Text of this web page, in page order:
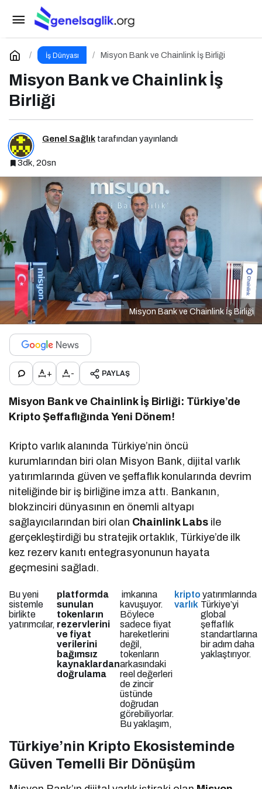
İş Dünyası Misyon Bank ve Chainlink İş Birliği
Misyon Bank ve Chainlink İş
Birliği
Genel Sağlık tarafından yayınlandı
3dk, 20sn
Misyon Bank ve Chainlink İş Birliği
+ - PAYLAŞ
Misyon Bank ve Chainlink İş Birliği: Türkiye’de
Kripto Şeffaflığında Yeni Dönem!
Kripto varlık alanında Türkiye’nin öncü
kurumlarından biri olan Misyon Bank, dijital varlık
yatırımlarında güven ve şeffaflık konularında devrim
niteliğinde bir iş birliğine imza attı. Bankanın,
blokzinciri dünyasının en önemli altyapı
sağlayıcılarından biri olan Chainlink Labs ile
gerçekleştirdiği bu stratejik ortaklık, Türkiye’de ilk
kez rezerv kanıtı entegrasyonunun hayata
geçmesini sağladı.
Bu yeni
sistemle
birlikte
yatırımcılar,
platformda
sunulan
tokenların
rezervlerini
ve fiyat
verilerini
bağımsız
kaynaklardan
doğrulama
imkanına
kavuşuyor.
Böylece
sadece fiyat
hareketlerini
değil,
tokenların
arkasındaki
reel değerleri
de zincir
üstünde
doğrudan
görebiliyorlar.
Bu yaklaşım,
kripto
varlık
yatırımlarında
Türkiye’yi
global
şeffaflık
standartlarına
bir adım daha
yaklaştırıyor.
Türkiye’nin Kripto Ekosisteminde
Güven Temelli Bir Dönüşüm
Yıldem Terlik, İtalya’da Türkiye’yi Temsil
Edecek Gaziantepli yerli üretici, Avrupa’nın en prestijli
fuarında boy gösterecek
Yorum Yap